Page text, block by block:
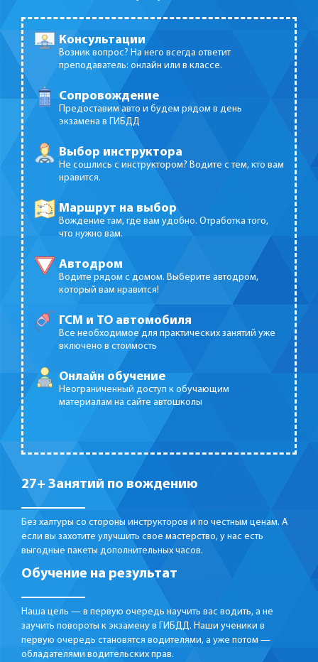
Консультации
Возник вопрос? На него всегда ответит
преподаватель: онлайн или в классе.
Сопровождение
Предоставим авто и будем рядом в день
экзамена в ГИБДД
Выбор инструктора
Не сошлись с инструктором? Водите с тем, кто вам
нравится.
Маршрут на выбор
Вождение там, где вам удобно. Отработка того,
что нужно вам.
Автодром
Водите рядом с домом. Выберите автодром,
который вам нравится!
ГСМ и ТО автомобиля
Все необходимое для практических занятий уже
включено в стоимость
Онлайн обучение
Неограниченный доступ к обучающим
материалам на сайте автошколы
27+ Занятий по вождению
Без халтуры со стороны инструкторов и по честным ценам. А
если вы захотите улучшить свое мастерство, у нас есть
выгодные пакеты дополнительных часов.
Обучение на результат
Наша цель — в первую очередь научить вас водить, а не
заучить повороты к экзамену в ГИБДД. Наши ученики в
первую очередь становятся водителями, а уже потом —
обладателями водительских прав.